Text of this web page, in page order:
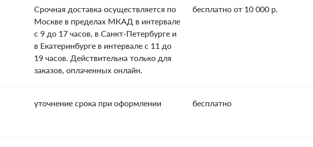
Срочная доставка осуществляется по
Москве в пределах МКАД в интервале
с 9 до 17 часов, в Санкт-Петербурге и
в Екатеринбурге в интервале с 11 до
19 часов. Действительна только для
заказов, оплаченных онлайн.
бесплатно от 10 000 р.
уточнение срока при оформлении бесплатно